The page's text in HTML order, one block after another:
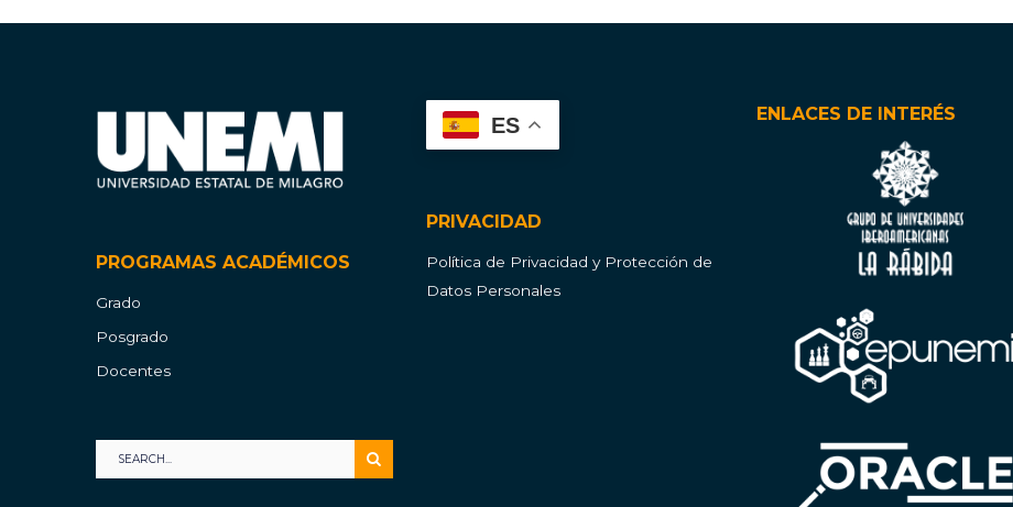
PROGRAMAS ACADÉMICOS
Grado
Posgrado
Docentes
ES
PRIVACIDAD
Política de Privacidad y Protección de
Datos Personales
ENLACES DE INTERÉS